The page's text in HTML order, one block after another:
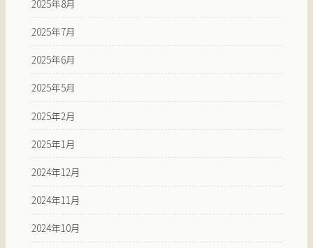
2025年8月
2025年7月
2025年6月
2025年5月
2025年2月
2025年1月
2024年12月
2024年11月
2024年10月